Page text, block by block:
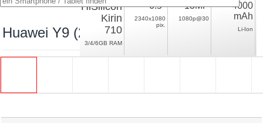
Huawei Y9 (2019)
HiSilicon
Kirin
710
3/4/6GB RAM
6.5"
2340x1080
pix.
13MP
1080p@30
4000
mAh
Li-Ion